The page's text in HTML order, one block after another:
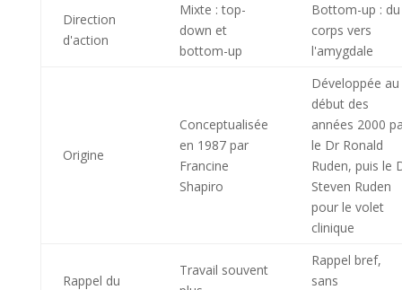
Direction
d'action
Mixte : top-
down et
bottom-up
Bottom-up : du
corps vers
l'amygdale
Origine
Conceptualisée
en 1987 par
Francine
Shapiro
Développée au
début des
années 2000
le Dr Ronald
Ruden, puis le
Steven Ruden
pour le volet
clinique
Rappel du
Travail souvent
Rappel bref,
sans